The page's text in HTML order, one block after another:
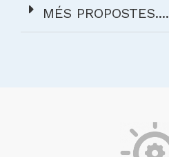
MÉS PROPOSTES....